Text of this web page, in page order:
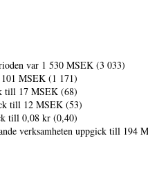
var 1 530 MSEK (3 033)
MSEK (1 171)
till 17 MSEK (68)
till 12 MSEK (53)
till 0,08 kr (0,40)
verksamheten uppgick till 194